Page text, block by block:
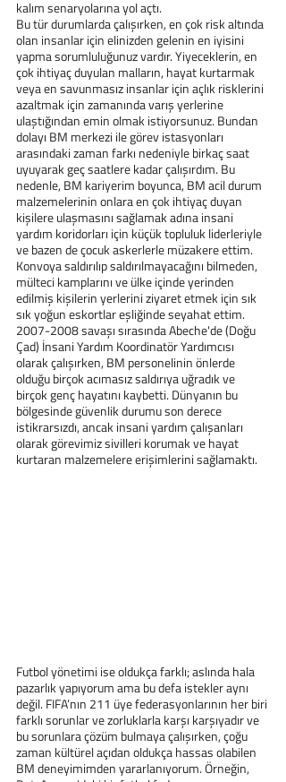
kalım senaryolarına yol açtı.
Bu tür durumlarda çalışırken, en çok risk altında
olan insanlar için elinizden gelenin en iyisini
yapma sorumluluğunuz vardır. Yiyeceklerin, en
çok ihtiyaç duyulan malların, hayat kurtarmak
veya en savunmasız insanlar için açlık risklerini
azaltmak için zamanında varış yerlerine
ulaştığından emin olmak istiyorsunuz. Bundan
dolayı BM merkezi ile görev istasyonları
arasındaki zaman farkı nedeniyle birkaç saat
uyuyarak geç saatlere kadar çalışırdım. Bu
nedenle, BM kariyerim boyunca, BM acil durum
malzemelerinin onlara en çok ihtiyaç duyan
kişilere ulaşmasını sağlamak adına insani
yardım koridorları için küçük topluluk liderleriyle
ve bazen de çocuk askerlerle müzakere ettim.
Konvoya saldırılıp saldırılmayacağını bilmeden,
mülteci kamplarını ve ülke içinde yerinden
edilmiş kişilerin yerlerini ziyaret etmek için sık
sık yoğun eskortlar eşliğinde seyahat ettim.
2007-2008 savaşı sırasında Abeche'de (Doğu
Çad) İnsani Yardım Koordinatör Yardımcısı
olarak çalışırken, BM personelinin önlerde
olduğu birçok acımasız saldırıya uğradık ve
birçok genç hayatını kaybetti. Dünyanın bu
bölgesinde güvenlik durumu son derece
istikrarsızdı, ancak insani yardım çalışanları
olarak görevimiz sivilleri korumak ve hayat
kurtaran malzemelere erişimlerini sağlamaktı.
Futbol yönetimi ise oldukça farklı; aslında hala
pazarlık yapıyorum ama bu defa istekler aynı
değil. FIFA’nın 211 üye federasyonlarının her biri
farklı sorunlar ve zorluklarla karşı karşıyadır ve
bu sorunlara çözüm bulmaya çalışırken, çoğu
zaman kültürel açıdan oldukça hassas olabilen
BM deneyimimden yararlanıyorum. Örneğin,